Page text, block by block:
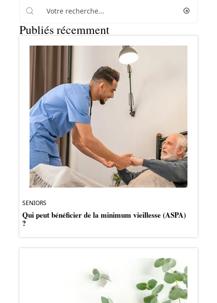
Publiés récemment
SENIORS
Qui peut bénéficier de la minimum vieillesse (ASPA)
?